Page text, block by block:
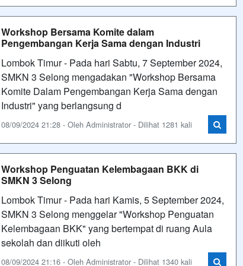
Workshop Bersama Komite dalam
Pengembangan Kerja Sama dengan Industri
Lombok Timur - Pada hari Sabtu, 7 September 2024,
SMKN 3 Selong mengadakan "Workshop Bersama
Komite Dalam Pengembangan Kerja Sama dengan
Industri" yang berlangsung d
08/09/2024 21:28 - Oleh Administrator - Dilihat 1281 kali
Workshop Penguatan Kelembagaan BKK di
SMKN 3 Selong
Lombok Timur - Pada hari Kamis, 5 September 2024,
SMKN 3 Selong menggelar "Workshop Penguatan
Kelembagaan BKK" yang bertempat di ruang Aula
sekolah dan diikuti oleh
08/09/2024 21:16 - Oleh Administrator - Dilihat 1340 kali